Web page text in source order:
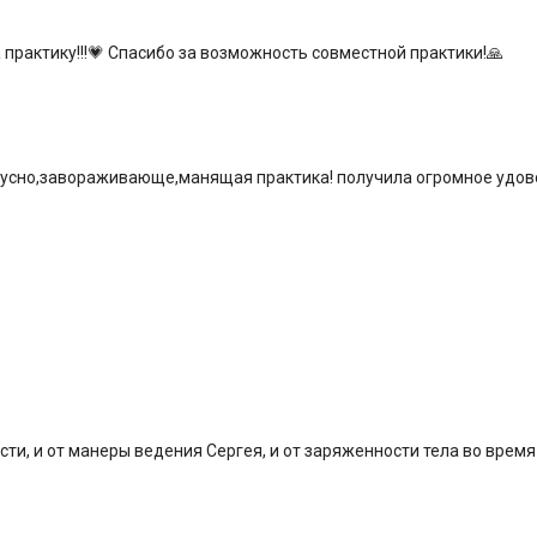
Спасибо за возможность совместной практики!🙏
практика! получила огромное
и от манеры ведения Сергея, и от заряженности тела во